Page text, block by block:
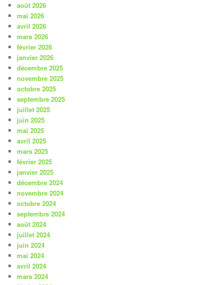
août 2026
mai 2026
avril 2026
mars 2026
février 2026
janvier 2026
décembre 2025
novembre 2025
octobre 2025
septembre 2025
juillet 2025
juin 2025
mai 2025
avril 2025
mars 2025
février 2025
janvier 2025
décembre 2024
novembre 2024
octobre 2024
septembre 2024
août 2024
juillet 2024
juin 2024
mai 2024
avril 2024
mars 2024